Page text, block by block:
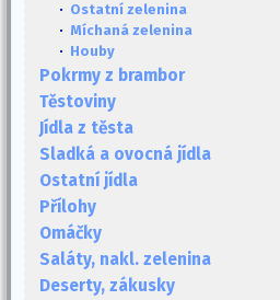
· Ostatní zelenina
· Míchaná zelenina
· Houby
Pokrmy z brambor
Těstoviny
Jídla z těsta
Sladká a ovocná jídla
Ostatní jídla
Přílohy
Omáčky
Saláty, nakl. zelenina
Deserty, zákusky